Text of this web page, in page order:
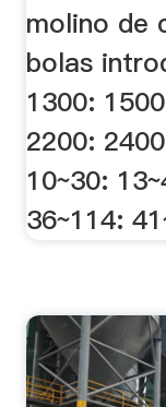
molino de
bolas
1300:
2200:
10~30:
36~114: